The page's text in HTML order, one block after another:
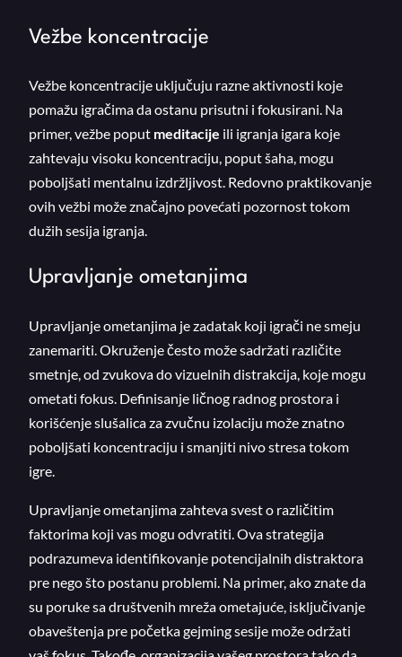
Vežbe koncentracije
Vežbe koncentracije uključuju razne aktivnosti koje
pomažu igračima da ostanu prisutni i fokusirani. Na
primer, vežbe poput meditacije ili igranja igara koje
zahtevaju visoku koncentraciju, poput šaha, mogu
poboljšati mentalnu izdržljivost. Redovno praktikovanje
ovih vežbi može značajno povećati pozornost tokom
dužih sesija igranja.
Upravljanje ometanjima
Upravljanje ometanjima je zadatak koji igrači ne smeju
zanemariti. Okruženje često može sadržati različite
smetnje, od zvukova do vizuelnih distrakcija, koje mogu
ometati fokus. Definisanje ličnog radnog prostora i
korišćenje slušalica za zvučnu izolaciju može znatno
poboljšati koncentraciju i smanjiti nivo stresa tokom
igre.
Upravljanje ometanjima zahteva svest o različitim
faktorima koji vas mogu odvratiti. Ova strategija
podrazumeva identifikovanje potencijalnih distraktora
pre nego što postanu problemi. Na primer, ako znate da
su poruke sa društvenih mreža ometajuće, isključivanje
obaveštenja pre početka gejming sesije može održati